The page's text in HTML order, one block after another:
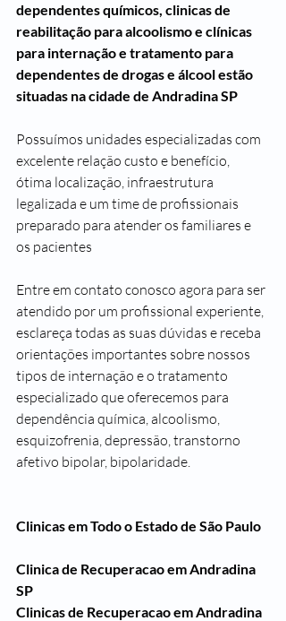
dependentes químicos, clinicas de
reabilitação para alcoolismo e clínicas
para internação e tratamento para
dependentes de drogas e álcool estão
situadas na cidade de Andradina SP
Possuímos unidades especializadas com
excelente relação custo e benefício,
ótima localização, infraestrutura
legalizada e um time de profissionais
preparado para atender os familiares e
os pacientes
Entre em contato conosco agora para ser
atendido por um profissional experiente,
esclareça todas as suas dúvidas e receba
orientações importantes sobre nossos
tipos de internação e o tratamento
especializado que oferecemos para
dependência química, alcoolismo,
esquizofrenia, depressão, transtorno
afetivo bipolar, bipolaridade.
Clinicas em Todo o Estado de São Paulo
Clinica de Recuperacao em Andradina
SP
Clinicas de Recuperacao em Andradina